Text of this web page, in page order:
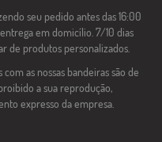
seu pedido antes das 16:00
em domicílio. 7/10 dias
de produtos personalizados.
as nossas bandeiras são de
a sua reprodução,
expresso da empresa.